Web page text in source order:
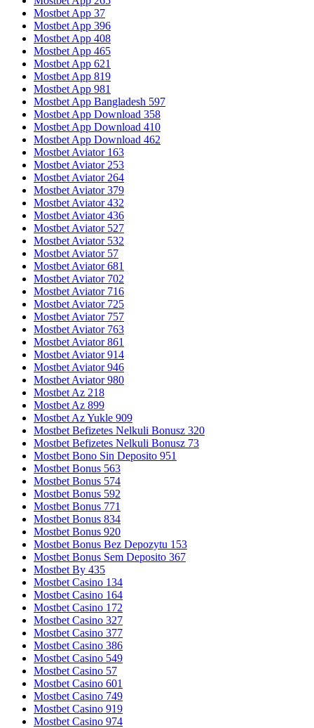
Mostbet App 37
Mostbet App 396
Mostbet App 408
Mostbet App 465
Mostbet App 621
Mostbet App 819
Mostbet App 981
Mostbet App Bangladesh 597
Mostbet App Download 358
Mostbet App Download 410
Mostbet App Download 462
Mostbet Aviator 163
Mostbet Aviator 253
Mostbet Aviator 264
Mostbet Aviator 379
Mostbet Aviator 432
Mostbet Aviator 436
Mostbet Aviator 527
Mostbet Aviator 532
Mostbet Aviator 57
Mostbet Aviator 681
Mostbet Aviator 702
Mostbet Aviator 716
Mostbet Aviator 725
Mostbet Aviator 757
Mostbet Aviator 763
Mostbet Aviator 861
Mostbet Aviator 914
Mostbet Aviator 946
Mostbet Aviator 980
Mostbet Az 218
Mostbet Az 899
Mostbet Az Yukle 909
Mostbet Befizetes Nelkuli Bonusz 320
Mostbet Befizetes Nelkuli Bonusz 73
Mostbet Bono Sin Deposito 951
Mostbet Bonus 563
Mostbet Bonus 574
Mostbet Bonus 592
Mostbet Bonus 771
Mostbet Bonus 834
Mostbet Bonus 920
Mostbet Bonus Bez Depozytu 153
Mostbet Bonus Sem Deposito 367
Mostbet By 435
Mostbet Casino 134
Mostbet Casino 164
Mostbet Casino 172
Mostbet Casino 327
Mostbet Casino 377
Mostbet Casino 386
Mostbet Casino 549
Mostbet Casino 57
Mostbet Casino 601
Mostbet Casino 749
Mostbet Casino 919
Mostbet Casino 974